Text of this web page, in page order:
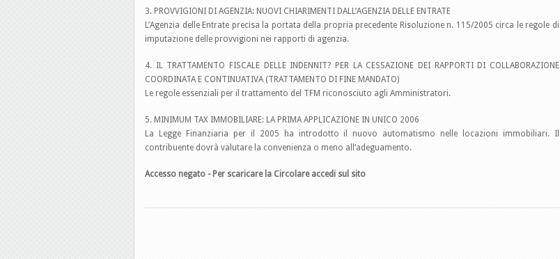
3. PROVVIGIONI DI AGENZIA: NUOVI CHIARIMENTI DALL’AGENZIA DELLE ENTRATE
L’Agenzia delle Entrate precisa la portata della propria precedente Risoluzione n. 115/2005 circa le regole di
imputazione delle provvigioni nei rapporti di agenzia.
4. IL TRATTAMENTO FISCALE DELLE INDENNIT? PER LA CESSAZIONE DEI RAPPORTI DI COLLABORAZIONE
COORDINATA E CONTINUATIVA (TRATTAMENTO DI FINE MANDATO)
Le regole essenziali per il trattamento del TFM riconosciuto agli Amministratori.
5. MINIMUM TAX IMMOBILIARE: LA PRIMA APPLICAZIONE IN UNICO 2006
La Legge Finanziaria per il 2005 ha introdotto il nuovo automatismo nelle locazioni immobiliari. Il
contribuente dovrà valutare la convenienza o meno all’adeguamento.
Accesso negato - Per scaricare la Circolare accedi sul sito